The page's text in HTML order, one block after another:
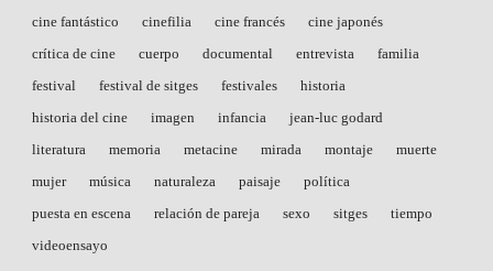
cine fantástico
cinefilia cine francés
cine japonés
crítica de cine
cuerpo documental entrevista
familia
festival
festival de sitges festivales
historia
historia del cine
imagen infancia
jean-luc godard
literatura
memoria metacine mirada montaje
muerte
mujer
música naturaleza paisaje
política
puesta en escena
relación de pareja sexo sitges
tiempo
videoensayo